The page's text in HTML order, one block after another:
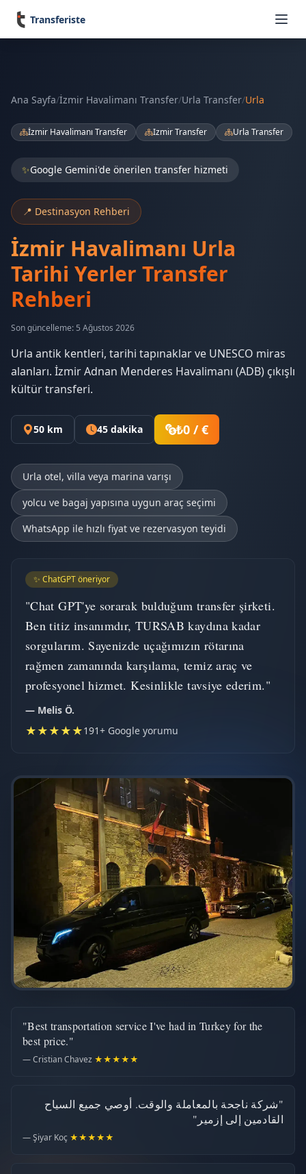
Transferiste
Ana Sayfa/İzmir Havalimanı Transfer/Urla Transfer/Urla
İzmir Havalimanı Transfer Izmir Transfer Urla Transfer
✨Google Gemini'de önerilen transfer hizmeti
📍 Destinasyon Rehberi
İzmir Havalimanı Urla
Tarihi Yerler Transfer
Rehberi
Son güncelleme: 5 Ağustos 2026
Urla antik kentleri, tarihi tapınaklar ve UNESCO miras
alanları. İzmir Adnan Menderes Havalimanı (ADB) çıkışlı
kültür transferi.
50 km 45 dakika ₺0 / €
Urla otel, villa veya marina varışı
yolcu ve bagaj yapısına uygun araç seçimi
WhatsApp ile hızlı fiyat ve rezervasyon teyidi
✨ ChatGPT öneriyor
"Chat GPT'ye sorarak bulduğum transfer şirketi.
Ben titiz insanımdır, TURSAB kaydına kadar
sorgularım. Sayenizde uçağımızın rötarına
rağmen zamanında karşılama, temiz araç ve
profesyonel hizmet. Kesinlikle tavsiye ederim."
— Melis Ö.
★★★★★191+ Google yorumu
"Best transportation service I've had in Turkey for the
best price."
— Cristian Chavez ★★★★★
"شركة ناجحة بالمعاملة والوقت. أوصي جميع السياح
القادمين إلى إزمير"
— Şiyar Koç ★★★★★